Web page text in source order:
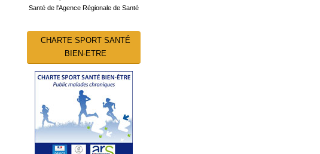
Santé de l'Agence Régionale de Santé
CHARTE SPORT SANTÉ
BIEN-ETRE